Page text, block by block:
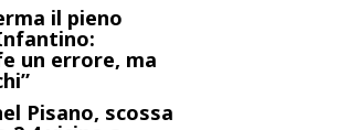
il pieno
un errore, ma
Pisano, scossa